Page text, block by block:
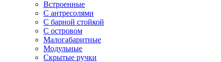
Встроенные
С антресолями
С барной стойкой
С островом
Малогабаритные
Модульные
Скрытые ручки